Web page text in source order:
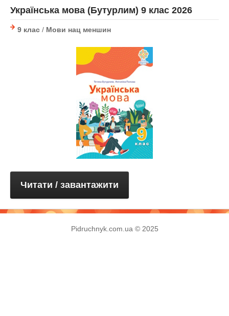
Українська мова (Бутурлим) 9 клас 2026
9 клас / Мови нац меншин
Читати / завантажити
Pidruchnyk.com.ua © 2025